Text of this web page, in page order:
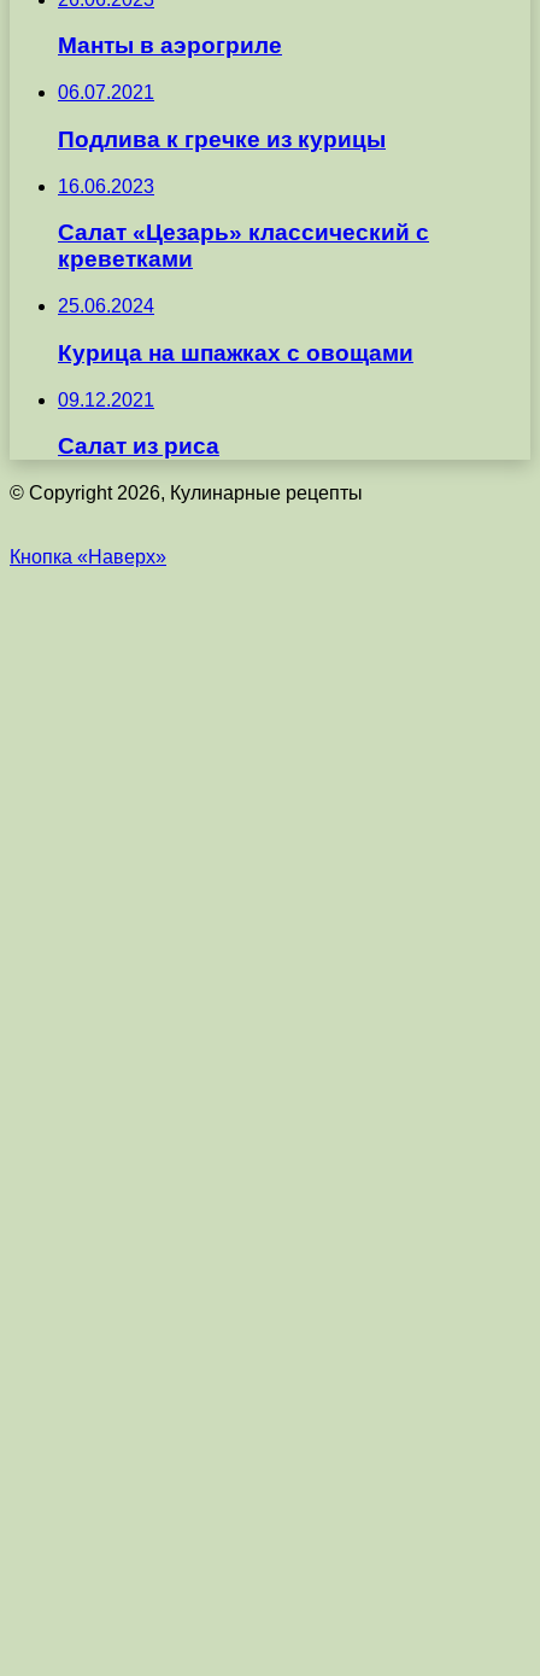
Манты в аэрогриле
06.07.2021
Подлива к гречке из курицы
16.06.2023
Салат «Цезарь» классический с
креветками
25.06.2024
Курица на шпажках с овощами
09.12.2021
Салат из риса
© Copyright 2026, Кулинарные рецепты
Кнопка «Наверх»